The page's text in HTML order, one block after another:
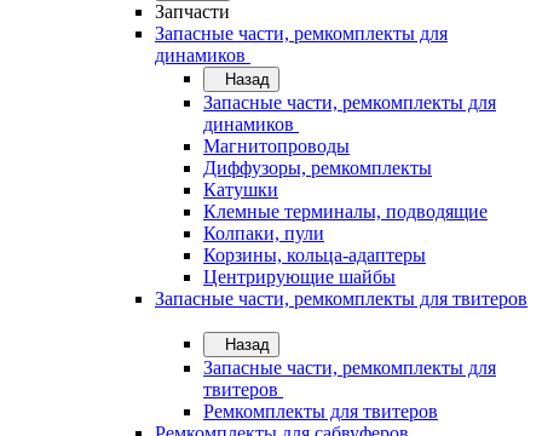
Запчасти
Запасные части, ремкомплекты для
динамиков
Назад
Запасные части, ремкомплекты для
динамиков
Магнитопроводы
Диффузоры, ремкомплекты
Катушки
Клемные терминалы, подводящие
Колпаки, пули
Корзины, кольца-адаптеры
Центрирующие шайбы
Запасные части, ремкомплекты для твитеров
Назад
Запасные части, ремкомплекты для
твитеров
Ремкомплекты для твитеров